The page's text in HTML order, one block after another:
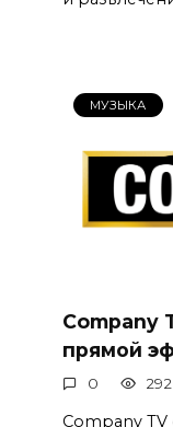
МУЗЫКА
Company
прямой
0 292
Company